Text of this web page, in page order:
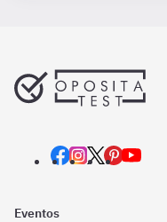
Eventos